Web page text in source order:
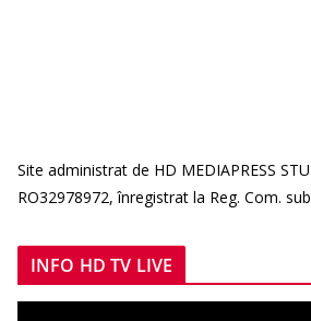
Site administrat de HD MEDIAPRESS
RO32978972, înregistrat la Reg. Com.
INFO HD TV LIVE